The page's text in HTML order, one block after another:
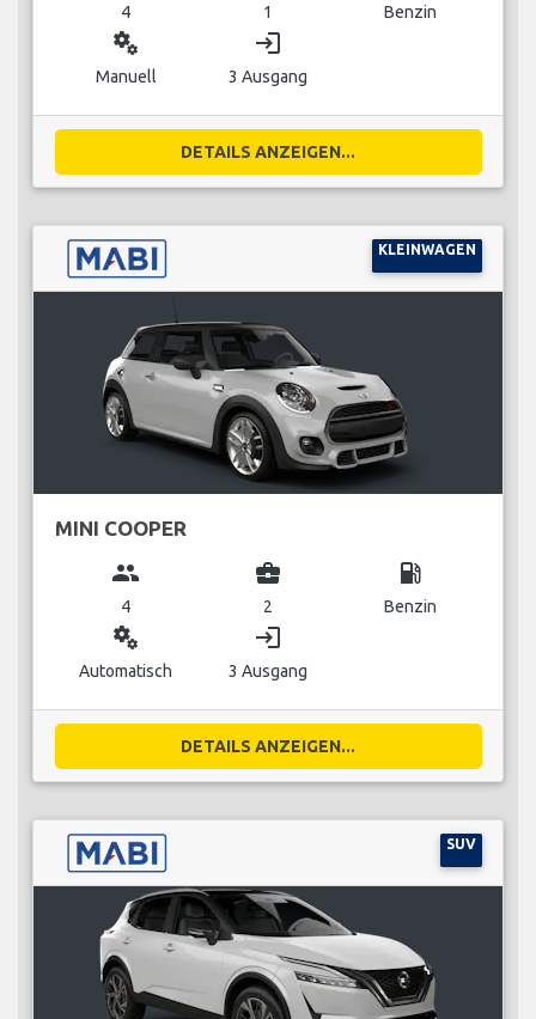
4 1 Benzin
miscellaneous_services
Manuell
login
3 Ausgang
DETAILS ANZEIGEN...
KLEINWAGEN
MINI COOPER
group
4
business_center
2
local_gas_station
Benzin
miscellaneous_services
Automatisch
login
3 Ausgang
DETAILS ANZEIGEN...
SUV